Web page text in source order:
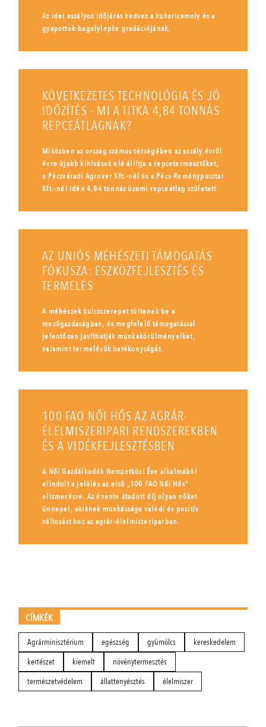
Az idei aszályos időjárás kedvez a kukoricamoly és a
gyapottok-bagolylepke gradációjának.
KÖVETKEZETES TECHNOLÓGIA ÉS JÓ
IDŐZÍTÉS - MI A TITKA 4,84 TONNÁS
REPCEÁTLAGNAK?
Miközben az ország számos térségében az aszály évről
évre újabb kihívások elé állítja a repcetermesztőket,
a Pécsváradi Agrover Kft.-nél és a Pécs-Reménypusztai
Kft.-nél idén 4,84 tonnás üzemi repceátlag született.
AZ UNIÓS MÉHÉSZETI TÁMOGATÁS
FÓKUSZA: ESZKÖZFEJLESZTÉS ÉS
TERMELÉS
A méhészek kulcsszerepet töltenek be a
mezőgazdaságban, és megfelelő támogatással
jelentősen javíthatják munkakörülményeiket,
valamint termelésük hatékonyságát.
100 FAO NŐI HŐS AZ AGRÁR-
ÉLELMISZERIPARI RENDSZEREKBEN
ÉS A VIDÉKFEJLESZTÉSBEN
A Női Gazdálkodók Nemzetközi Éve alkalmából
elindult a jelölés az első „100 FAO Női Hős”
elismerésre. Az évente átadott díj olyan nőket
ünnepel, akiknek munkássága valódi és pozitív
változást hoz az agrár-élelmiszeriparban.
CÍMKÉK
Agrárminisztérium egészség gyümölcs
kereskedelem
kertészet
kiemelt
növénytermesztés
természetvédelem
állattenyésztés élelmiszer